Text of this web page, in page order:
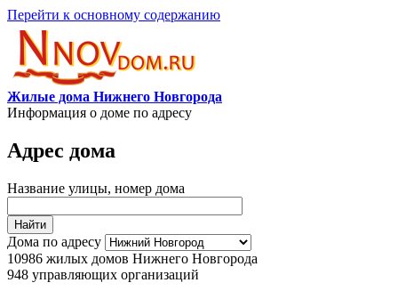
Перейти к основному содержанию
Жилые дома Нижнего Новгорода
Информация о доме по адресу
Адрес дома
Название улицы, номер дома
Дома по адресу
10986 жилых домов Нижнего Новгорода
948 управляющих организаций